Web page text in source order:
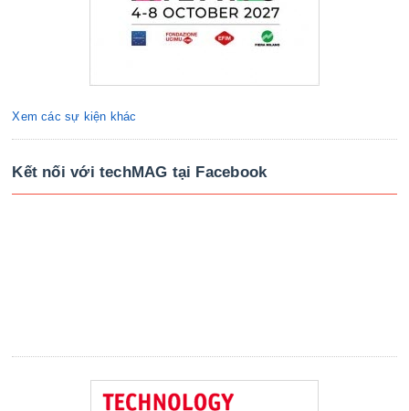
Xem các sự kiện khác
Kết nối với techMAG tại Facebook